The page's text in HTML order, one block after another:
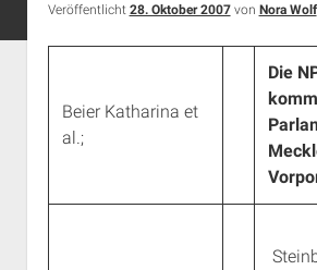
Home
Aktuelles
Antifaschistische Termine
Antifaschistische Termine in
Rechte Termine im
Chronologie
Das Archiv
a.i.d.a. e. V.
RSS-Feeds, Twitter &
Impressum
Veröffentlicht 28. Oktober 2007von Nora Wolf.
Beier Katharina et
al.;
Die